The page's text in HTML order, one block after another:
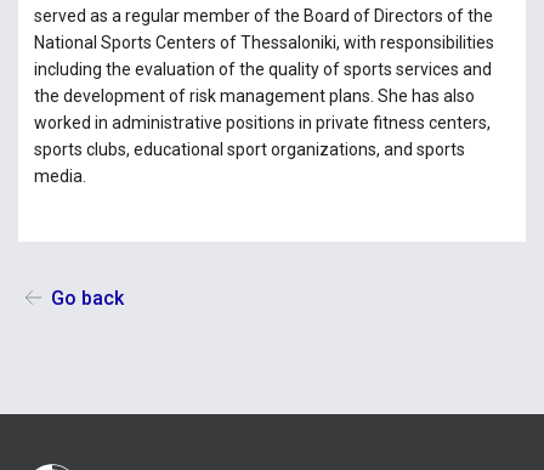
served as a regular member of the Board of Directors of the
National Sports Centers of Thessaloniki, with responsibilities
including the evaluation of the quality of sports services and
the development of risk management plans. She has also
worked in administrative positions in private fitness centers,
sports clubs, educational sport organizations, and sports
media.
Go back